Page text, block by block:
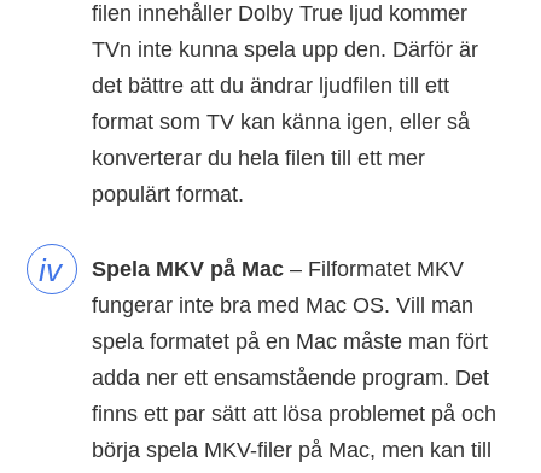
filen innehåller Dolby True ljud kommer
TVn inte kunna spela upp den. Därför är
det bättre att du ändrar ljudfilen till ett
format som TV kan känna igen, eller så
konverterar du hela filen till ett mer
populärt format.
iv Spela MKV på Mac – Filformatet MKV
fungerar inte bra med Mac OS. Vill man
spela formatet på en Mac måste man fört
adda ner ett ensamstående program. Det
finns ett par sätt att lösa problemet på och
börja spela MKV-filer på Mac, men kan till